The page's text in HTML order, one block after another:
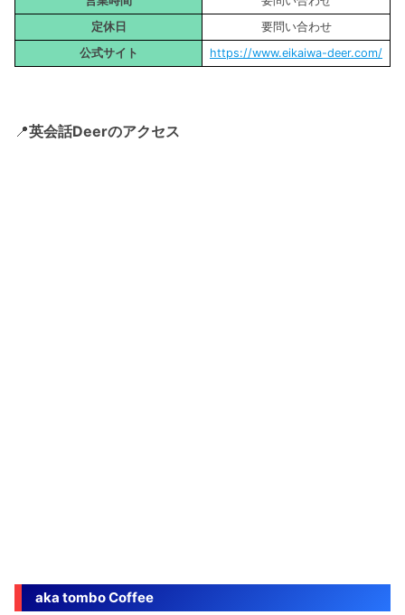
定休日
要問い合わせ
公式サイト
https://www.eikaiwa-deer.com/
📍英会話Deerのアクセス
aka tombo Coffee